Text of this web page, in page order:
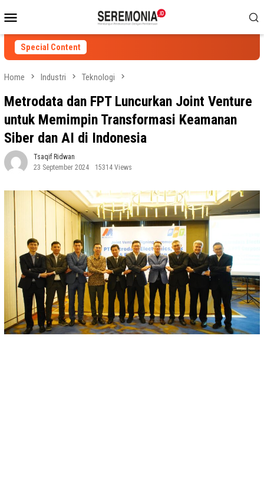
to
contentMenu
Special Content
Home Industri Teknologi
Metrodata dan FPT Luncurkan Joint Venture
untuk Memimpin Transformasi Keamanan
Siber dan AI di Indonesia
Tsaqif Ridwan
23 September 2024
15314 Views